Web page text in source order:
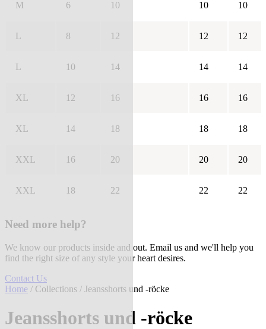
M 6 10 10 10
L 8 12 12 12
L 10 14 14 14
XL 12 16 16 16
XL 14 18 18 18
XXL 16 20 20 20
XXL 18 22 22 22
Need more help?
We know our products inside and out. Email us and we'll help you
find the right size of any style your heart desires.
Contact Us
Home / Collections / Jeansshorts und -röcke
Jeansshorts und -röcke